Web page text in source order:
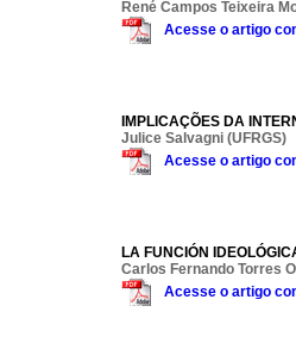
René Campos Teixeira
Acesse o artigo
IMPLICAÇÕES DA
Julice Salvagni (UFRGS)
Acesse o artigo
LA FUNCIÓN
Carlos Fernando Torres
Acesse o artigo